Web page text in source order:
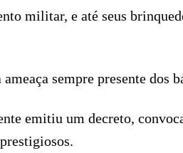
militar, e até seus
sempre presente
emitiu um decreto,